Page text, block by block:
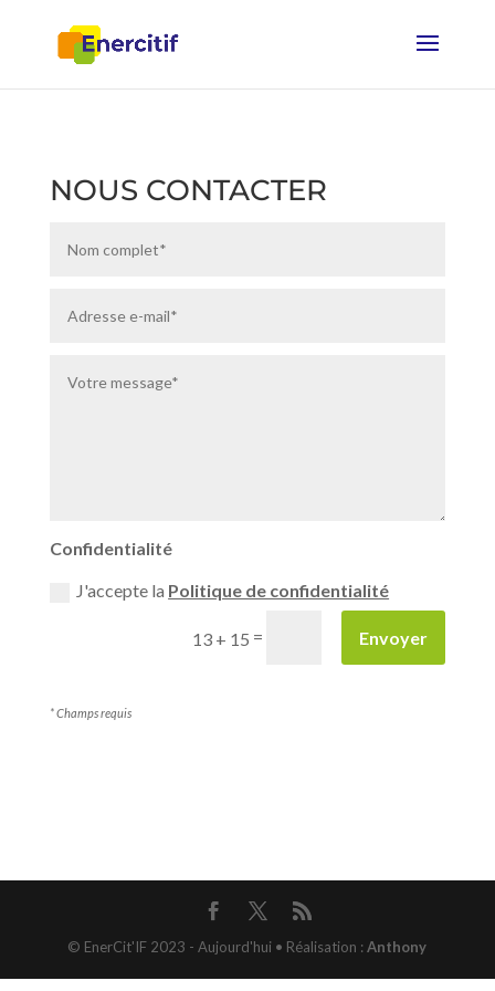
NOUS CONTACTER
Confidentialité
J'accepte la Politique de confidentialité
13 + 15 = Envoyer
* Champs requis
© EnerCit'IF 2023 - Aujourd'hui • Réalisation :Anthony